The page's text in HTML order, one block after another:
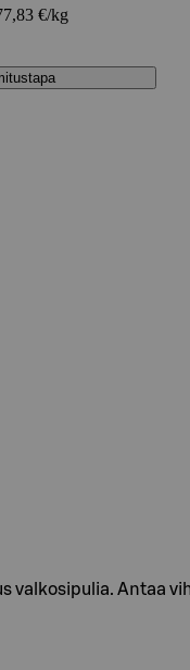
€/kg
valkosipulia. Antaa